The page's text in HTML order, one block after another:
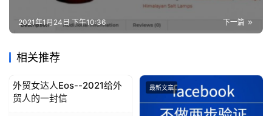
下一篇
2021年1月24日 下午10:36
相关推荐
实战分享
外贸女达人Eos--2021给外
贸人的一封信
最新文章